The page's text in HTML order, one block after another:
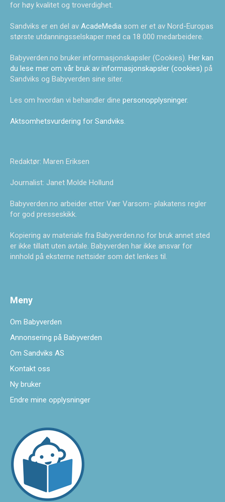
for høy kvalitet og troverdighet.
Sandviks er en del av AcadeMedia som er et av Nord-Europas
største utdanningsselskaper med ca 18 000 medarbeidere.
Babyverden.no bruker informasjonskapsler (Cookies). Her kan
du lese mer om vår bruk av informasjonskapsler (cookies) på
Sandviks og Babyverden sine siter.
Les om hvordan vi behandler dine personopplysninger.
Aktsomhetsvurdering for Sandviks.
Redaktør: Maren Eriksen
Journalist: Janet Molde Hollund
Babyverden.no arbeider etter Vær Varsom- plakatens regler
for god presseskikk.
Kopiering av materiale fra Babyverden.no for bruk annet sted
er ikke tillatt uten avtale. Babyverden har ikke ansvar for
innhold på eksterne nettsider som det lenkes til.
Meny
Om Babyverden
Annonsering på Babyverden
Om Sandviks AS
Kontakt oss
Ny bruker
Endre mine opplysninger